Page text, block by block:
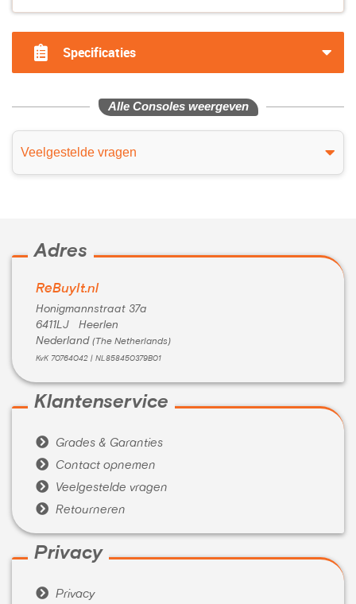
Specificaties
Alle Consoles weergeven
Veelgestelde vragen
Adres
ReBuyIt.nl
Honigmannstraat 37a
6411LJ Heerlen
Nederland (The Netherlands)
KvK 70764042 | NL858450379B01
Klantenservice
 Grades & Garanties
 Contact opnemen
 Veelgestelde vragen
 Retourneren
Privacy
 Privacy